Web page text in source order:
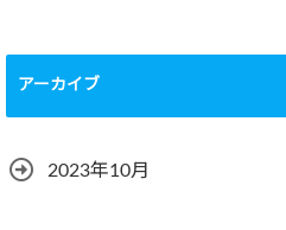
アーカイブ
2023年10月